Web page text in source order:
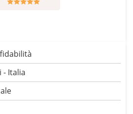
- Italia